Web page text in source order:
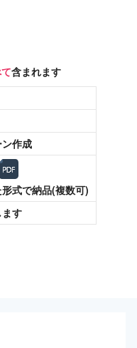
含まれます
作成
式で納品(複数可)
ます